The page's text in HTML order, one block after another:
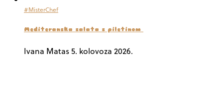
#MisterChef
Mediteranska salata s piletinom
Ivana Matas5. kolovoza 2026.